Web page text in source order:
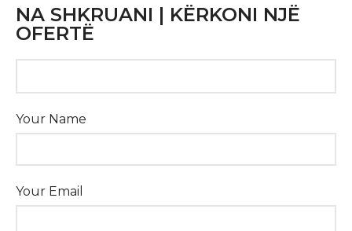
NA SHKRUANI | KËRKONI NJË
OFERTË
Your Name
Your Email